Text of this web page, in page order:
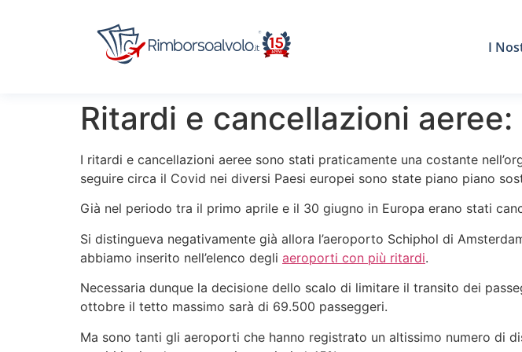
I
Ritardi e cancellazioni
I ritardi e cancellazioni aeree sono stati praticamente una costante
seguire circa il Covid nei diversi Paesi europei sono state piano piano
Già nel periodo tra il primo aprile e il 30 giugno in Europa erano stati
Si distingueva negativamente già allora l’aeroporto Schiphol di
abbiamo inserito nell’elenco degli aeroporti con più ritardi.
Necessaria dunque la decisione dello scalo di limitare il transito dei
ottobre il tetto massimo sarà di 69.500 passeggeri.
Ma sono tanti gli aeroporti che hanno registrato un altissimo numero di